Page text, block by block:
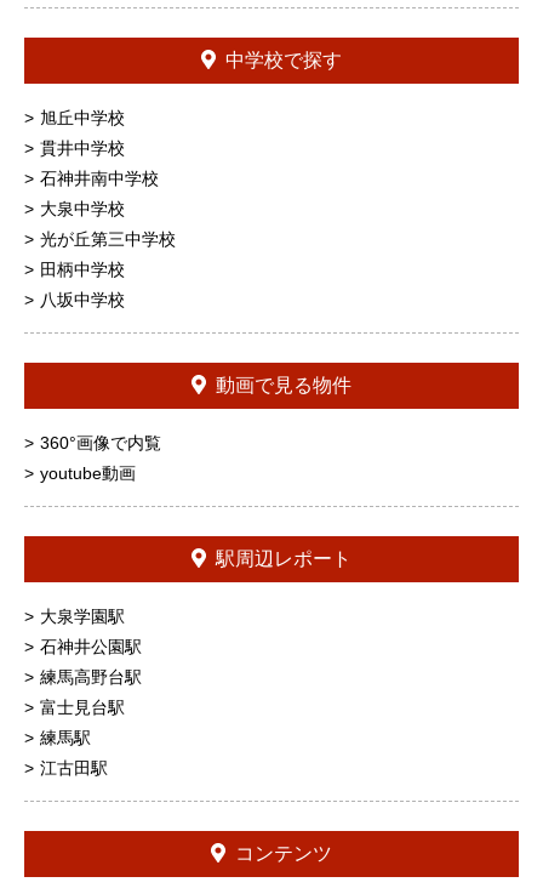
中学校で探す
旭丘中学校
貫井中学校
石神井南中学校
大泉中学校
光が丘第三中学校
田柄中学校
八坂中学校
動画で見る物件
360°画像で内覧
youtube動画
駅周辺レポート
大泉学園駅
石神井公園駅
練馬高野台駅
富士見台駅
練馬駅
江古田駅
コンテンツ